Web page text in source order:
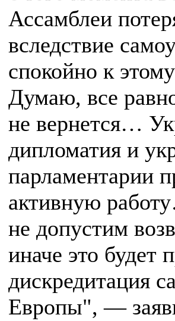
Ассамблеи
вследствие
спокойно к
Думаю, все
не вернется…
дипломатия и
парламентарии
активную
не допустим
иначе это будет
дискредитация
Европы", —